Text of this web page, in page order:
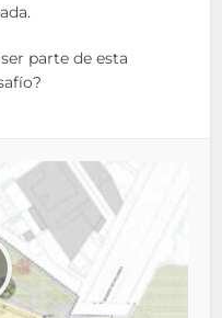
parte de esta